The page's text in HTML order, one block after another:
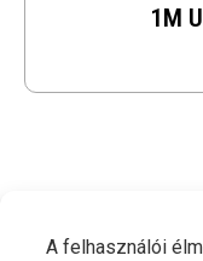
A felhasználói
1M